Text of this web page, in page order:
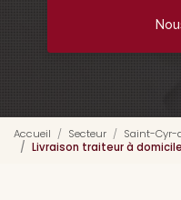
Accueil Secteur
Saint-Cyr-
Livraison traiteur à